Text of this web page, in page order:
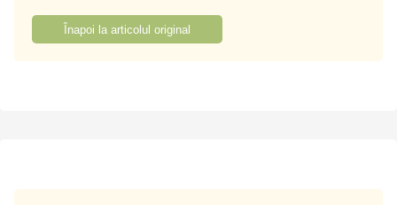
Înapoi la articolul original